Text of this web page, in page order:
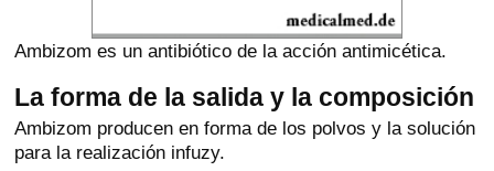
Ambizom es un antibiótico de la acción antimicética.
La forma de la salida y la composición
Ambizom producen en forma de los polvos y la solución
para la realización infuzy.